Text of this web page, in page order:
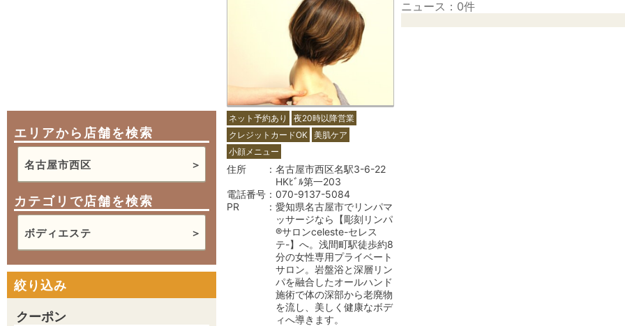
エリアから店舗を検索
名古屋市西区
カテゴリで店舗を検索
ボディエステ
絞り込み
クーポン
ネット予約あり
夜20時以降営業
クレジットカードOK 美肌ケア
小顔メニュー
住所
名古屋市西区名駅3-6-22
HKﾋﾞﾙ第一203
電話番号
070-9137-5084
PR
愛知県名古屋市でリンパマ
ッサージなら【彫刻リンパ
®︎サロンceleste-セレス
テ-】へ。浅間町駅徒歩約8
分の女性専用プライベート
サロン。岩盤浴と深層リン
パを融合したオールハンド
施術で体の深部から老廃物
を流し、美しく健康なボデ
ィへ導きます。
ニュース：0件